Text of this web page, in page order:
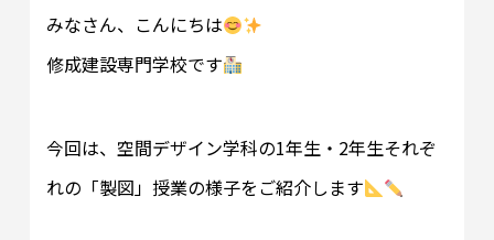
みなさん、こんにちは
修成建設専門学校です
今回は、空間デザイン学科の1年生・2年生それぞ
れの「製図」授業の様子をご紹介します